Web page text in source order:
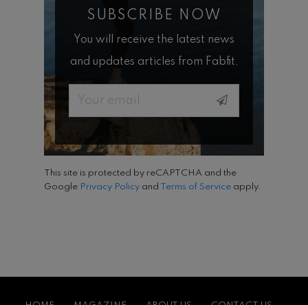
SUBSCRIBE NOW
You will receive the latest news
and updates articles from Fabfit.
Email
This site is protected by reCAPTCHA and the
Google Privacy Policy and Terms of Service apply.